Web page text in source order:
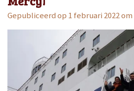
Gepubliceerd op 1 februari 2022 om